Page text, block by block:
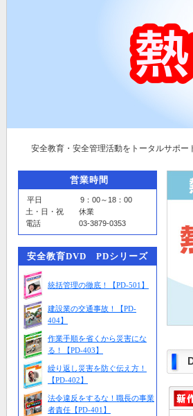
安全教育・安全管理活動をトータルサポー
営業時間
平日 9：00～18：00
土・日・祝 休業
電話 03-3879-0353
安全教育DVD PDシリーズ
統括管理の徹底！【PD-501】
建設業の交通事故！【PD-
404】
作業手順を省くから災害にな
る！【PD-403】
繰り返し災害を防ぐ伝え方！
【PD-402】
法令違反をするな！職長の事業
者責任【PD-401】